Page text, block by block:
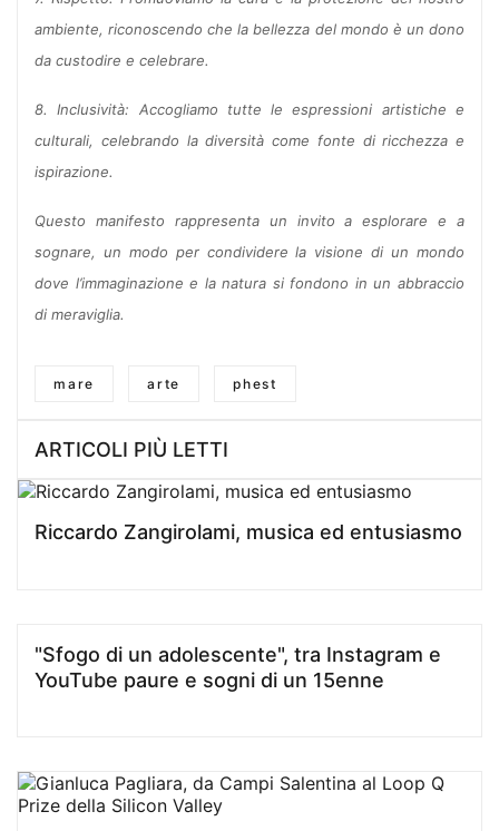
ambiente, riconoscendo che la bellezza del mondo è un dono
da custodire e celebrare.
8. Inclusività: Accogliamo tutte le espressioni artistiche e
culturali, celebrando la diversità come fonte di ricchezza e
ispirazione.
Questo manifesto rappresenta un invito a esplorare e a
sognare, un modo per condividere la visione di un mondo
dove l’immaginazione e la natura si fondono in un abbraccio
di meraviglia.
mare arte phest
ARTICOLI PIÙ LETTI
Riccardo Zangirolami, musica ed entusiasmo
"Sfogo di un adolescente", tra Instagram e
YouTube paure e sogni di un 15enne